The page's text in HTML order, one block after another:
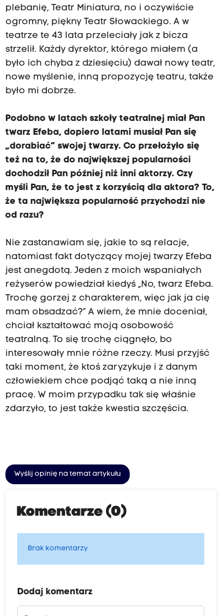
plebanię, Teatr Miniatura, no i oczywiście
ogromny, piękny Teatr Słowackiego. A w
teatrze te 43 lata przeleciały jak z bicza
strzelił. Każdy dyrektor, którego miałem (a
było ich chyba z dziesięciu) dawał nowy teatr,
nowe myślenie, inną propozycję teatru, także
było mi dobrze.
Podobno w latach szkoły teatralnej miał Pan
twarz Efeba, dopiero latami musiał Pan się
„dorabiać” swojej twarzy. Co przełożyło się
też na to, że do największej popularności
dochodził Pan później niż inni aktorzy. Czy
myśli Pan, że to jest z korzyścią dla aktora? To,
że ta największa popularność przychodzi nie
od razu?
Nie zastanawiam się, jakie to są relacje,
natomiast fakt dotyczący mojej twarzy Efeba
jest anegdotą. Jeden z moich wspaniałych
reżyserów powiedział kiedyś „No, twarz Efeba.
Trochę gorzej z charakterem, więc jak ja cię
mam obsadzać?” A wiem, że mnie doceniał,
chciał kształtować moją osobowość
teatralną. To się trochę ciągnęło, bo
interesowały mnie różne rzeczy. Musi przyjść
taki moment, że ktoś zaryzykuje i z danym
człowiekiem chce podjąć taką a nie inną
pracę. W moim przypadku tak się właśnie
zdarzyło, to jest także kwestia szczęścia.
Wyślij opinię na temat artykułu
Komentarze (0)
Brak komentarzy
Dodaj komentarz